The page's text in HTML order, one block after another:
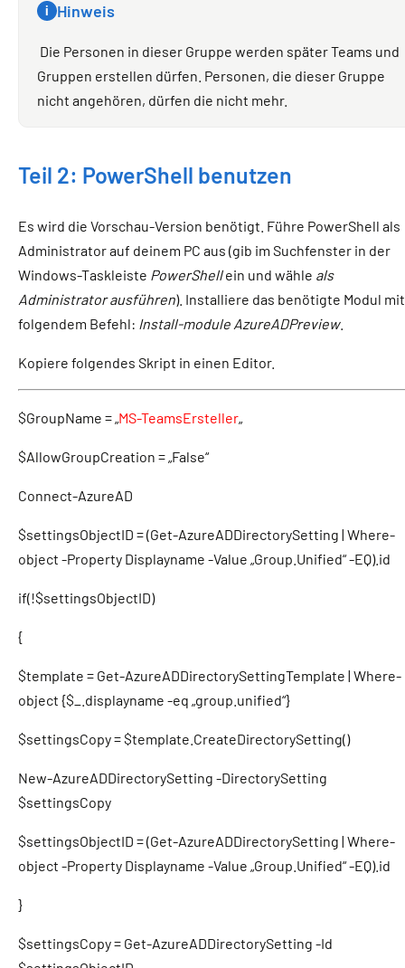
i Hinweis
Die Personen in dieser Gruppe werden später Teams und
Gruppen erstellen dürfen. Personen, die dieser Gruppe
nicht angehören, dürfen die nicht mehr.
Teil 2: PowerShell benutzen
Es wird die Vorschau-Version benötigt. Führe PowerShell als
Administrator auf deinem PC aus (gib im Suchfenster in der
Windows-Taskleiste PowerShellein und wähle als
Administrator ausführen). Installiere das benötigte Modul mit
folgendem Befehl: Install-module AzureADPreview.
Kopiere folgendes Skript in einen Editor.
$GroupName = „MS-TeamsErsteller„
$AllowGroupCreation = „False“
Connect-AzureAD
$settingsObjectID = (Get-AzureADDirectorySetting | Where-
object -Property Displayname -Value „Group.Unified“ -EQ).id
if(!$settingsObjectID)
{
$template = Get-AzureADDirectorySettingTemplate | Where-
object {$_.displayname -eq „group.unified“}
$settingsCopy = $template.CreateDirectorySetting()
New-AzureADDirectorySetting -DirectorySetting
$settingsCopy
$settingsObjectID = (Get-AzureADDirectorySetting | Where-
object -Property Displayname -Value „Group.Unified“ -EQ).id
}
$settingsCopy = Get-AzureADDirectorySetting -Id